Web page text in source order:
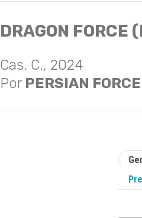
DRAGON FORCE
Cas. C., 2024
Por PERSIAN